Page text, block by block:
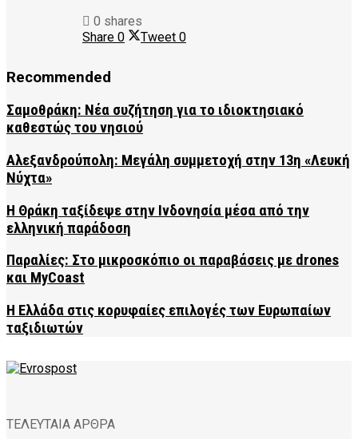
0 shares
Share 0 Tweet 0
Recommended
Σαμοθράκη: Νέα συζήτηση για το ιδιοκτησιακό
καθεστώς του νησιού
Αλεξανδρούπολη: Μεγάλη συμμετοχή στην 13η «Λευκή
Νύχτα»
Η Θράκη ταξίδεψε στην Ινδονησία μέσα από την
ελληνική παράδοση
Παραλίες: Στο μικροσκόπιο οι παραβάσεις με drones
και MyCoast
Η Ελλάδα στις κορυφαίες επιλογές των Ευρωπαίων
ταξιδιωτών
ΤΕΛΕΥΤΑΙΑ ΑΡΘΡΑ